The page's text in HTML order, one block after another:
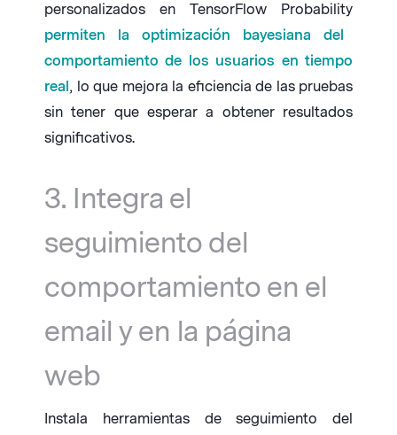
personalizados en TensorFlow Probability
permiten la optimización bayesiana del
comportamiento de los usuarios en tiempo
real , lo que mejora la eficiencia de las pruebas
sin tener que esperar a obtener resultados
significativos.
3. Integra el
seguimiento del
comportamiento en el
email y en la página
web
Instala herramientas de seguimiento del